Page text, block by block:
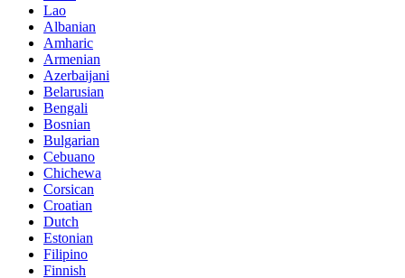
Lao
Albanian
Amharic
Armenian
Azerbaijani
Belarusian
Bengali
Bosnian
Bulgarian
Cebuano
Chichewa
Corsican
Croatian
Dutch
Estonian
Filipino
Finnish